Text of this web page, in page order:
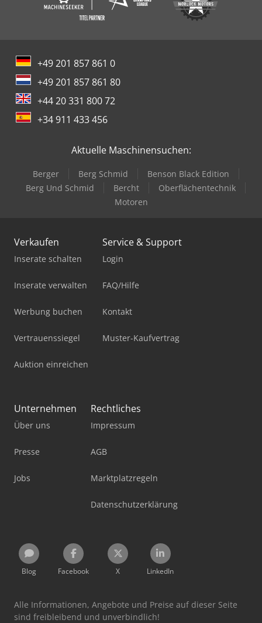
+49 201 857 861 0
+49 201 857 861 80
+44 20 331 800 72
+34 911 433 456
Aktuelle Maschinensuchen:
Berger Berg Schmid
Benson Black Edition
Berg Und Schmid
Bercht
Oberflächentechnik
Motoren
Verkaufen
Inserate schalten
Inserate verwalten
Werbung buchen
Vertrauenssiegel
Auktion einreichen
Service & Support
Login
FAQ/Hilfe
Kontakt
Muster-Kaufvertrag
Unternehmen
Über uns
Presse
Jobs
Rechtliches
Impressum
AGB
Marktplatzregeln
Datenschutzerklärung
Blog Facebook X LinkedIn
Alle Informationen, Angebote und Preise auf dieser Seite
sind freibleibend und unverbindlich!